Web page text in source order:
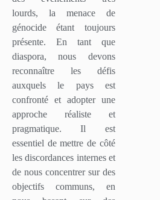
lourds, la menace de
génocide étant toujours
présente. En tant que
diaspora, nous devons
reconnaître les défis
auxquels le pays est
confronté et adopter une
approche réaliste et
pragmatique. Il est
essentiel de mettre de côté
les discordances internes et
de nous concentrer sur des
objectifs communs, en